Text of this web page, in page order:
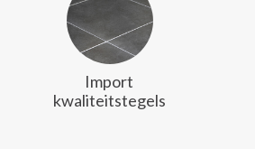
Import
kwaliteitstegels